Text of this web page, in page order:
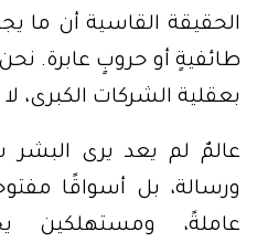
الحقيقة القاسية أن ما
طائفيةٍ أو حروبٍ عابرة. نحن
بعقلية الشركات الكبرى،
عالمٌ لم يعد يرى البشر
ورسالة، بل أسواقًا
عاملةً، ومستهلكين